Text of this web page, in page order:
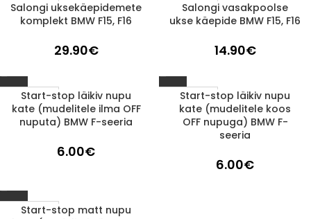
1-3 D.D.
Salongi uksekäepidemete
komplekt BMW F15, F16
29.90€
1-3 D.D.
Salongi vasakpoolse
ukse käepide BMW F15, F16
14.90€
1-3 D.D.
Start-stop läikiv nupu
kate (mudelitele ilma OFF
nuputa) BMW F-seeria
6.00€
1-3 D.D.
Start-stop läikiv nupu
kate (mudelitele koos
OFF nupuga) BMW F-
seeria
6.00€
1-3 D.D.
Start-stop matt nupu